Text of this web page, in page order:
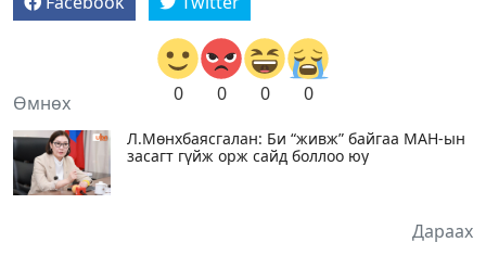
0 0 0 0
Өмнөх
Л.Мөнхбаясгалан: Би “живж” байгаа МАН-ын
засагт гүйж орж сайд боллоо юу
Дараах